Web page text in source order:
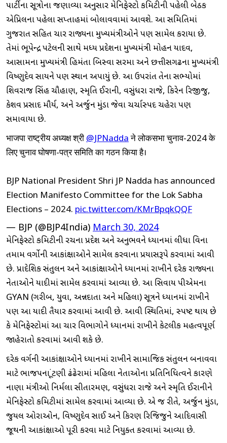
પાર્ટીના સૂત્રોના જણાવ્યા અનુસાર મેનિફેસ્ટો કમિટીની પહેલી બેઠક
એપ્રિલના પહેલા સપ્તાહમાં બોલાવવામાં આવશે. આ સમિતિમાં
ગુજરાત સહિત ચાર રાજ્યના મુખ્યમંત્રીઓને પણ સામેલ કરાયા છે.
તેમાં ભૂપેન્દ્ર પટેલની સાથે મધ્ય પ્રદેશના મુખ્યમંત્રી મોહન યાદવ,
આસામના મુખ્યમંત્રી હિમંતા બિસ્વા સરમા અને છત્તીસગઢના મુખ્યમંત્રી
વિષ્ણુદેવ સાયને પણ સ્થાન અપાયું છે. આ ઉપરાંત તેના સભ્યોમાં
શિવરાજ સિંહ ચૌહાણ, સ્મૃતિ ઈરાની, વસુંધરા રાજે, કિરેન રિજીજુ,
કેશવ પ્રસાદ મૌર્ય, અને અર્જુન મુંડા જેવા ચર્ચાસ્પદ ચહેરા પણ
સમાવાયા છે.
भाजपा राष्ट्रीय अध्यक्ष श्री@JPNaddaने लोकसभा चुनाव-2024 के
लिए चुनाव घोषणा-पत्र समिति का गठन किया है।
BJP National President Shri JP Nadda has announced
Election Manifesto Committee for the Lok Sabha
Elections – 2024. pic.twitter.com/KMrBpqkQQF
— BJP (@BJP4India) March 30, 2024
મેનિફેસ્ટો કમિટીની રચના પ્રદેશ અને અનુભવને ધ્યાનમાં લીધા વિના
તમામ વર્ગોની આકાંક્ષાઓને સામેલ કરવાના પ્રયાસરૂપે કરવામાં આવી
છે. પ્રાદેશિક સંતુલન અને આકાંક્ષાઓને ધ્યાનમાં રાખીને દરેક રાજ્યના
નેતાઓને યાદીમાં સામેલ કરવામાં આવ્યા છે. આ સિવાય પીએમના
GYAN (ગરીબ, યુવા, અન્નદાતા અને મહિલા) સૂત્રને ધ્યાનમાં રાખીને
પણ આ યાદી તૈયાર કરવામાં આવી છે. આવી સ્થિતિમાં, સ્પષ્ટ થાય છે
કે મેનિફેસ્ટોમાં આ ચાર વિભાગોને ધ્યાનમાં રાખીને કેટલીક મહત્વપૂર્ણ
જાહેરાતો કરવામાં આવી શકે છે.
દરેક વર્ગની આકાંક્ષાઓને ધ્યાનમાં રાખીને સામાજિક સંતુલન બનાવવા
માટે ભાજપના ચૂંટણી ઢંઢેરામાં મહિલા નેતાઓના પ્રતિનિધિત્વને કારણે
નાણા મંત્રીઓ નિર્મલા સીતારમણ, વસુંધરા રાજે અને સ્મૃતિ ઈરાનીને
મેનિફેસ્ટો કમિટીમાં સામેલ કરવામાં આવ્યા છે. એ જ રીતે, અર્જુન મુંડા,
જુયલ ઓરાઓન, વિષ્ણુદેવ સાઈ અને કિરણ રિજિજુને આદિવાસી
જૂથની આકાંક્ષાઓ પૂરી કરવા માટે નિયુક્ત કરવામાં આવ્યા છે.